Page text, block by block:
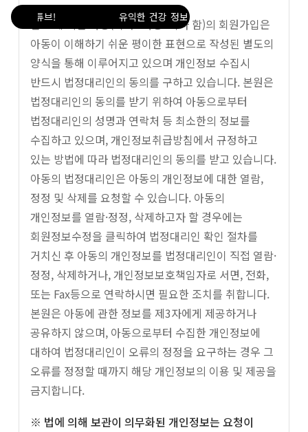
브! 유익한 건강 정보 보러가기, Go 유튜브!
만14세 미만 아동(이하 "아동"이라 함)의 회원가입은
아동이 이해하기 쉬운 평이한 표현으로 작성된 별도의
양식을 통해 이루어지고 있으며 개인정보 수집시
반드시 법정대리인의 동의를 구하고 있습니다. 본원은
법정대리인의 동의를 받기 위하여 아동으로부터
법정대리인의 성명과 연락처 등 최소한의 정보를
수집하고 있으며, 개인정보취급방침에서 규정하고
있는 방법에 따라 법정대리인의 동의를 받고 있습니다.
아동의 법정대리인은 아동의 개인정보에 대한 열람,
정정 및 삭제를 요청할 수 있습니다. 아동의
개인정보를 열람·정정, 삭제하고자 할 경우에는
회원정보수정을 클릭하여 법정대리인 확인 절차를
거치신 후 아동의 개인정보를 법정대리인이 직접 열람·
정정, 삭제하거나, 개인정보보호책임자로 서면, 전화,
또는 Fax등으로 연락하시면 필요한 조치를 취합니다.
본원은 아동에 관한 정보를 제3자에게 제공하거나
공유하지 않으며, 아동으로부터 수집한 개인정보에
대하여 법정대리인이 오류의 정정을 요구하는 경우 그
오류를 정정할 때까지 해당 개인정보의 이용 및 제공을
금지합니다.
※ 법에 의해 보관이 의무화된 개인정보는 요청이